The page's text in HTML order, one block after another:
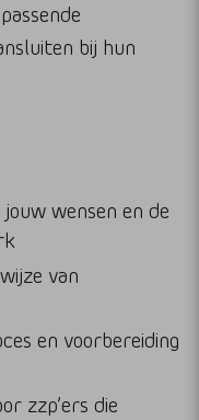
bij hun
wensen en de
van
en voorbereiding
zzp’ers die